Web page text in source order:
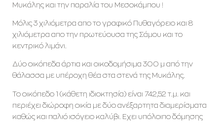
Μυκάλης και την παραλία του Μεσοκάμπου !
Μόλις 3 χιλιόμετρα απο το γραφικό Πυθαγόρειο και 8
χιλιόμετρα απο την πρωτεύουσα της Σάμου και το
κεντρικό λιμάνι.
Δύο οικόπεδα άρτια και οικοδομήσιμα 300 μ από την
θάλασσα με υπέροχη θέα στα στενά της Μυκάλης.
Το οικόπεδο 1 (κάθετη ιδιοκτησία) είναι 742,52 τ.μ. και
περιέχει διώροφη οικία με δύο ανέξαρτητα διαμερίσματα
καθώς και παλιό ισόγειο καλύβι. Εχει υπόλοιπο δόμησης